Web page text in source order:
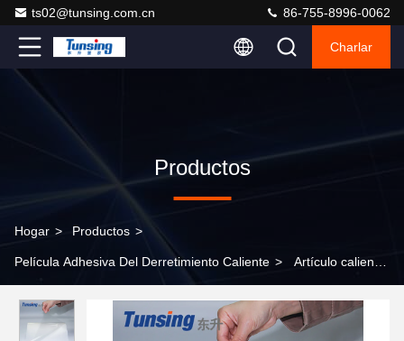
ts02@tunsing.com.cn 86-755-8996-0062
Charlar
Productos
Hogar > Productos >
Película Adhesiva Del Derretimiento Caliente > Artículo caliente
del poliuretano de Tunsing para la tela que lamina